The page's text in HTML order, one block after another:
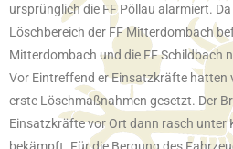
ursprünglich die FF Pöllau alarmiert.
Löschbereich der FF Mitterdombach
Mitterdombach und die FF Schildbach
Vor Eintreffend er Einsatzkräfte
erste Löschmaßnahmen gesetzt. Der
Einsatzkräfte vor Ort dann rasch unter
bekämpft. Für die Bergung des